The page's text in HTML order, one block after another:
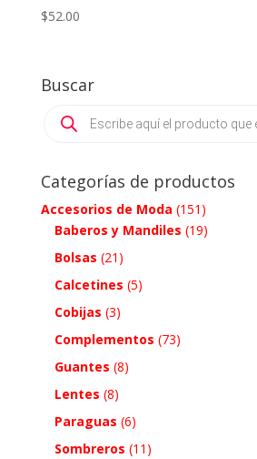
$52.00
Buscar
search
Categorías de productos
Accesorios de Moda (151)
Baberos y Mandiles (19)
Bolsas (21)
Calcetines (5)
Cobijas (3)
Complementos (73)
Guantes (8)
Lentes (8)
Paraguas (6)
Sombreros (11)